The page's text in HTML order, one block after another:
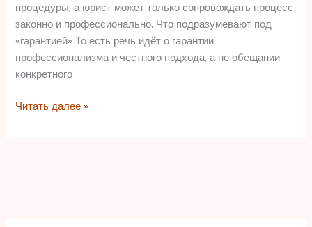
процедуры, а юрист может только сопровождать процесс
законно и профессионально. Что подразумевают под
«гарантией» То есть речь идёт о гарантии
профессионализма и честного подхода, а не обещании
конкретного
Читать далее »